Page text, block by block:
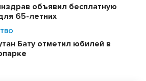
объявил бесплатную
65-летних
Бату отметил юбилей в